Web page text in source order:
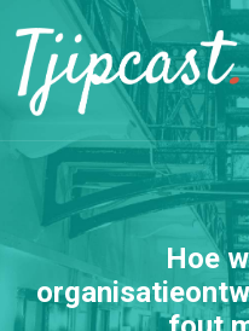
Hoe